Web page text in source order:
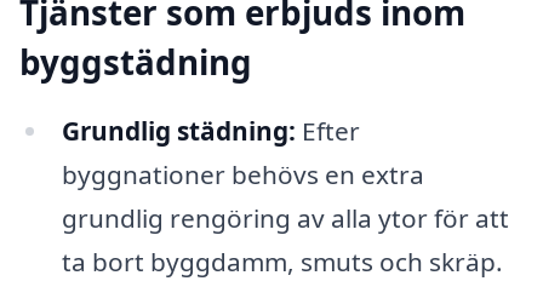
Tjänster som erbjuds inom
byggstädning
Grundlig städning: Efter
byggnationer behövs en extra
grundlig rengöring av alla ytor för att
ta bort byggdamm, smuts och skräp.